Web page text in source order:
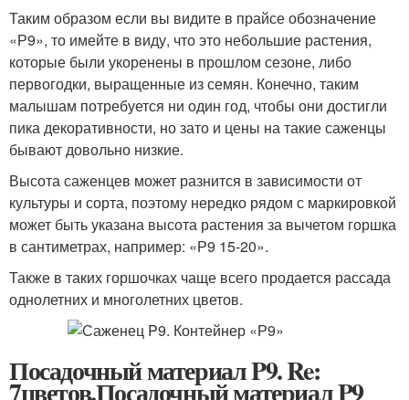
Таким образом если вы видите в прайсе обозначение
«Р9», то имейте в виду, что это небольшие растения,
которые были укоренены в прошлом сезоне, либо
первогодки, выращенные из семян. Конечно, таким
малышам потребуется ни один год, чтобы они достигли
пика декоративности, но зато и цены на такие саженцы
бывают довольно низкие.
Высота саженцев может разнится в зависимости от
культуры и сорта, поэтому нередко рядом с маркировкой
может быть указана высота растения за вычетом горшка
в сантиметрах, например: «Р9 15-20».
Также в таких горшочках чаще всего продается рассада
однолетних и многолетних цветов.
Посадочный материал P9. Re:
7цветов.Посадочный материал P9